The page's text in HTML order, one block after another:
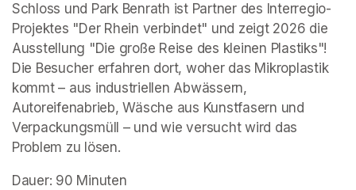
Schloss und Park Benrath ist Partner des Interregio-
Projektes "Der Rhein verbindet" und zeigt 2026 die
Ausstellung "Die große Reise des kleinen Plastiks"!
Die Besucher erfahren dort, woher das Mikroplastik
kommt – aus industriellen Abwässern,
Autoreifenabrieb, Wäsche aus Kunstfasern und
Verpackungsmüll – und wie versucht wird das
Problem zu lösen.
Dauer: 90 Minuten